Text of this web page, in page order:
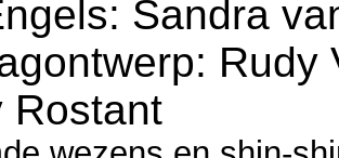
Sandra
Rudy
Rostant